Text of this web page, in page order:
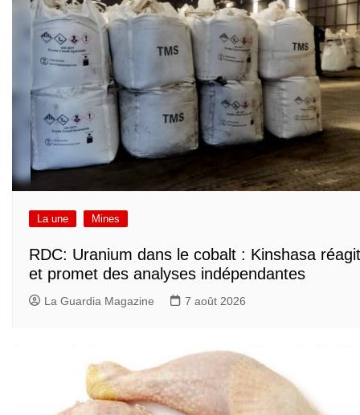
La une Mines
RDC: Uranium dans le cobalt : Kinshasa réagit
et promet des analyses indépendantes
La Guardia Magazine 7 août 2026